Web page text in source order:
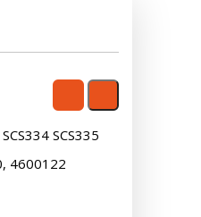
SCS335
4600122